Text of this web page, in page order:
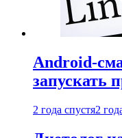
Android-
запускать
2 года спустя2